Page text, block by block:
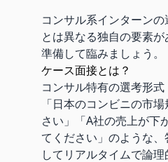
コンサル系インターン
とは異なる独自の要素
準備して臨みましょう。
ケース面接とは？
コンサル特有の選考形式
「日本のコンビニの市
さい」「A社の売上が下
てください」のような
してリアルタイムで論